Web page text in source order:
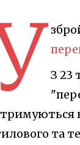
З 23
та